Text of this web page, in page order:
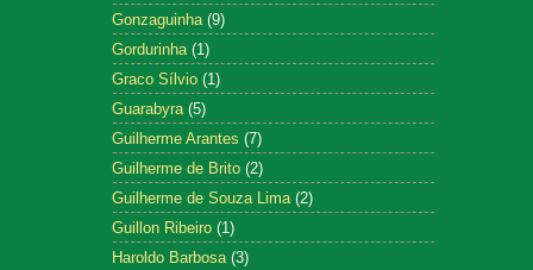
Gonzaguinha (9)
Gordurinha (1)
Graco Sílvio (1)
Guarabyra (5)
Guilherme Arantes (7)
Guilherme de Brito (2)
Guilherme de Souza Lima (2)
Guillon Ribeiro (1)
Haroldo Barbosa (3)